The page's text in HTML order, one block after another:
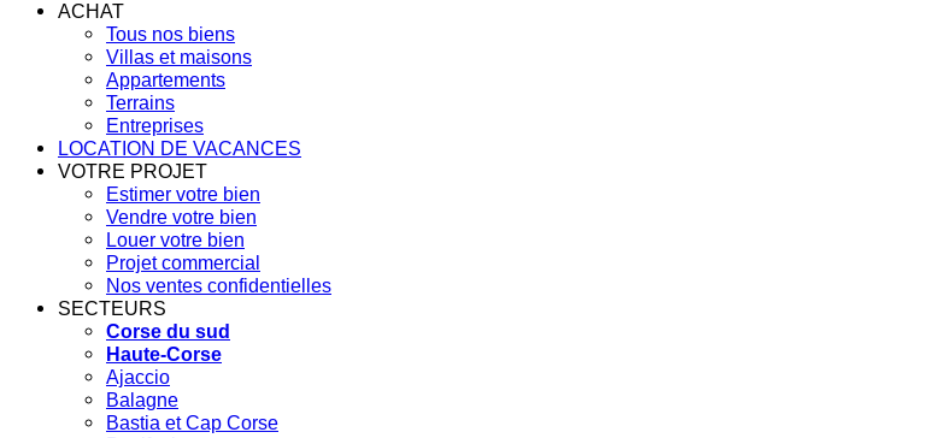
ACHAT
Tous nos biens
Villas et maisons
Appartements
Terrains
Entreprises
LOCATION DE VACANCES
VOTRE PROJET
Estimer votre bien
Vendre votre bien
Louer votre bien
Projet commercial
Nos ventes confidentielles
SECTEURS
Corse du sud
Haute-Corse
Ajaccio
Balagne
Bastia et Cap Corse